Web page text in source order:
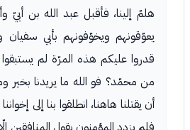
هلمّ إلينا، فأقبل عبد الله بن أبيّ
يعوّقونهم ويخوّفونهم بأبي
قدروا عليكم هذه المرّة لم
من محمّد؟ فو الله ما يريدنا بخير
أن يقتلنا هاهنا، انطلقوا بنا إلى